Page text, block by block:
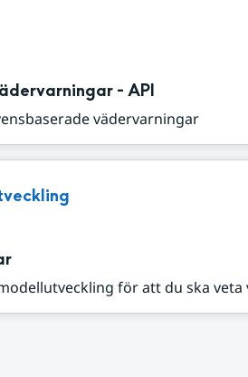
- API
vädervarningar
för att du ska veta